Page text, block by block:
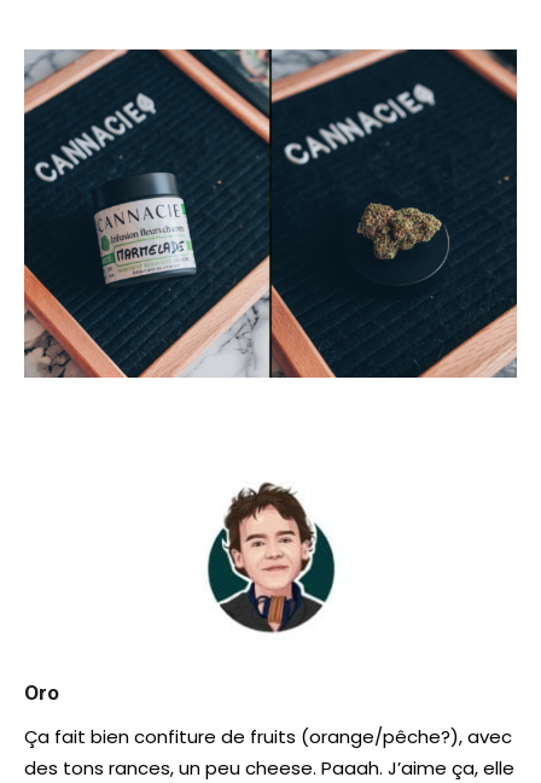
Oro
Ça fait bien confiture de fruits (orange/pêche?), avec
des tons rances, un peu cheese. Paaah. J’aime ça, elle